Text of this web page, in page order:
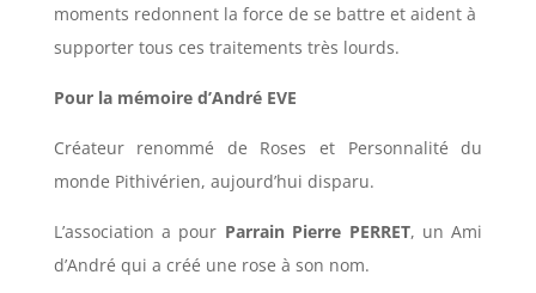
moments redonnent la force de se battre et aident à
supporter tous ces traitements très lourds.
Pour la mémoire d’André EVE
Créateur renommé de Roses et Personnalité du
monde Pithivérien, aujourd’hui disparu.
L’association a pour Parrain Pierre PERRET, un Ami
d’André qui a créé une rose à son nom.